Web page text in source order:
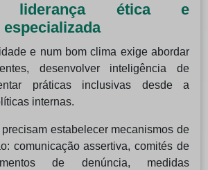
liderança ética e
e num bom clima exige abordar
desenvolver inteligência de
práticas inclusivas desde a
internas.
estabelecer mecanismos de
comunicação assertiva, comités de
de denúncia, medidas